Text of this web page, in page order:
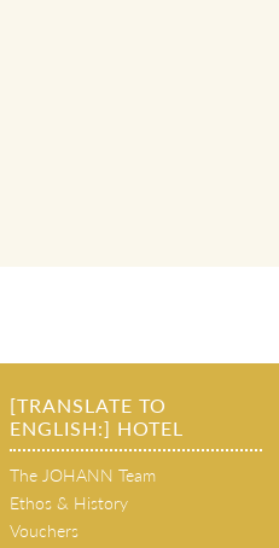
[TRANSLATE TO
ENGLISH:] HOTEL
The JOHANN Team
Ethos & History
Vouchers